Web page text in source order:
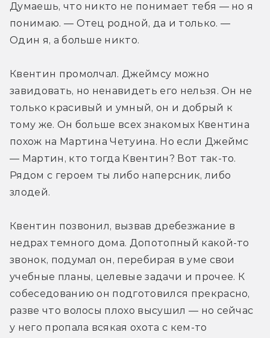
Думаешь, что никто не понимает тебя — но я
понимаю. — Отец родной, да и только. —
Один я, а больше никто.
Квентин промолчал. Джеймсу можно
завидовать, но ненавидеть его нельзя. Он не
только красивый и умный, он и добрый к
тому же. Он больше всех знакомых Квентина
похож на Мартина Четуина. Но если Джеймс
— Мартин, кто тогда Квентин? Вот так-то.
Рядом с героем ты либо наперсник, либо
злодей.
Квентин позвонил, вызвав дребезжание в
недрах темного дома. Допотопный какой-то
звонок, подумал он, перебирая в уме свои
учебные планы, целевые задачи и прочее. К
собеседованию он подготовился прекрасно,
разве что волосы плохо высушил — но сейчас
у него пропала всякая охота с кем-то